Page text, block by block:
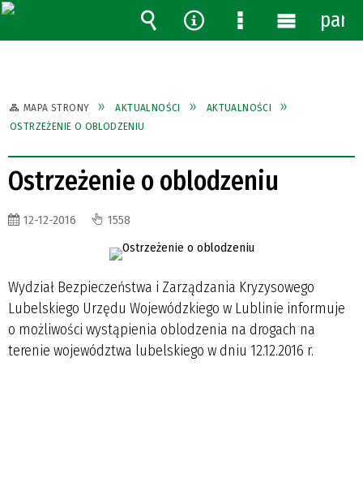
MAPA STRONY AKTUALNOŚCI
AKTUALNOŚCI
OSTRZEŻENIE O OBLODZENIU
Ostrzeżenie o oblodzeniu
12-12-2016 1558
Wydział Bezpieczeństwa i Zarządzania Kryzysowego
Lubelskiego Urzędu Wojewódzkiego w Lublinie informuje
o możliwości wystąpienia oblodzenia na drogach na
terenie województwa lubelskiego w dniu 12.12.2016 r.
Wyszukiwarka
Narzędzia
MenuMenu